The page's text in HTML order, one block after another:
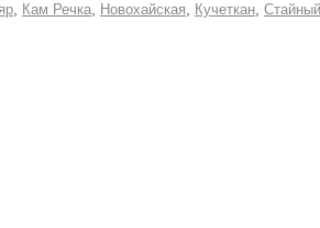
Кам Речка Новохайская Кучеткан Стайный